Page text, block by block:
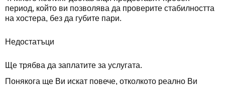
период, който ви позволява да проверите стабилността
на хостера, без да губите пари.
Недостатъци
Ще трябва да заплатите за услугата.
Понякога ще Ви искат повече, отколкото реално Ви